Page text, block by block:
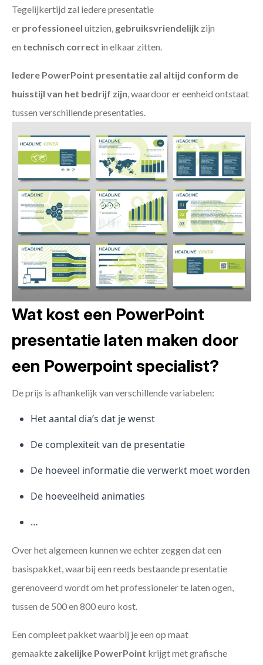
Tegelijkertijd zal iedere presentatie
er professioneel uitzien, gebruiksvriendelijk zijn
en technisch correct in elkaar zitten.
Iedere PowerPoint presentatie zal altijd conform de
huisstijl van het bedrijf zijn, waardoor er eenheid ontstaat
tussen verschillende presentaties.
Wat kost een PowerPoint
presentatie laten maken door
een Powerpoint specialist?
De prijs is afhankelijk van verschillende variabelen:
Het aantal dia’s dat je wenst
De complexiteit van de presentatie
De hoeveel informatie die verwerkt moet worden
De hoeveelheid animaties
…
Over het algemeen kunnen we echter zeggen dat een
basispakket, waarbij een reeds bestaande presentatie
gerenoveerd wordt om het professioneler te laten ogen,
tussen de 500 en 800 euro kost.
Een compleet pakket waarbij je een op maat
gemaakte zakelijke PowerPoint krijgt met grafische